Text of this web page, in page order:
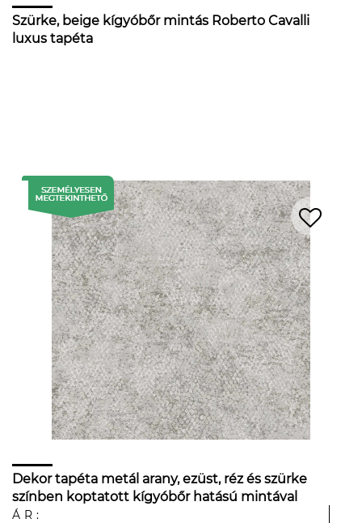
Szürke, beige kígyóbőr mintás Roberto Cavalli
luxus tapéta
Dekor tapéta metál arany, ezüst, réz és szürke
színben koptatott kígyóbőr hatású mintával
ÁR: